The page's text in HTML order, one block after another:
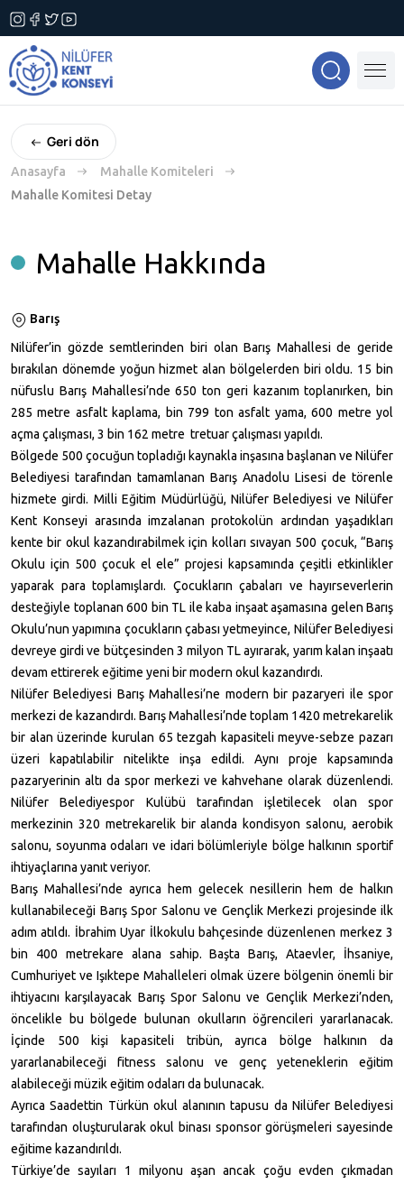
Geri dön
Anasayfa
Mahalle Komiteleri
Mahalle Komitesi Detay
Mahalle Hakkında
Barış
Nilüfer’in gözde semtlerinden biri olan Barış Mahallesi de geride
bırakılan dönemde yoğun hizmet alan bölgelerden biri oldu. 15 bin
nüfuslu Barış Mahallesi’nde 650 ton geri kazanım toplanırken, bin
285 metre asfalt kaplama, bin 799 ton asfalt yama,600 metre yol
açma çalışması, 3 bin 162 metre tretuar çalışması yapıldı.
Bölgede 500 çocuğun topladığı kaynakla inşasına başlanan ve Nilüfer
Belediyesi tarafından tamamlanan Barış Anadolu Lisesi de törenle
hizmete girdi. Milli Eğitim Müdürlüğü, Nilüfer Belediyesi ve Nilüfer
Kent Konseyi arasında imzalanan protokolün ardından yaşadıkları
kente bir okul kazandırabilmek için kolları sıvayan 500 çocuk, “Barış
Okulu için 500 çocuk el ele” projesi kapsamında çeşitli etkinlikler
yaparak para toplamışlardı. Çocukların çabaları ve hayırseverlerin
desteğiyle toplanan 600 bin TL ile kaba inşaat aşamasına gelen Barış
Okulu’nun yapımına çocukların çabası yetmeyince, Nilüfer Belediyesi
devreye girdi ve bütçesinden 3 milyon TL ayırarak, yarım kalan inşaatı
devam ettirerek eğitime yeni bir modern okul kazandırdı.
Nilüfer Belediyesi Barış Mahallesi’ne modern bir pazaryeri ile spor
merkezi de kazandırdı. Barış Mahallesi’nde toplam 1420 metrekarelik
bir alan üzerinde kurulan 65 tezgah kapasiteli meyve-sebze pazarı
üzeri kapatılabilir nitelikte inşa edildi. Aynı proje kapsamında
pazaryerinin altı da spor merkezi ve kahvehane olarak düzenlendi.
Nilüfer Belediyespor Kulübü tarafından işletilecek olan spor
merkezinin 320 metrekarelik bir alanda kondisyon salonu, aerobik
salonu, soyunma odaları ve idari bölümleriyle bölge halkının sportif
ihtiyaçlarına yanıt veriyor.
Barış Mahallesi’nde ayrıca hem gelecek nesillerin hem de halkın
kullanabileceği Barış Spor Salonu ve Gençlik Merkezi projesinde ilk
adım atıldı. İbrahim Uyar İlkokulu bahçesinde düzenlenen merkez 3
bin 400 metrekare alana sahip. Başta Barış, Ataevler, İhsaniye,
Cumhuriyet ve Işıktepe Mahalleleri olmak üzere bölgenin önemli bir
ihtiyacını karşılayacak Barış Spor Salonu ve Gençlik Merkezi’nden,
öncelikle bu bölgede bulunan okulların öğrencileri yararlanacak.
İçinde 500 kişi kapasiteli tribün, ayrıca bölge halkının da
yararlanabileceği fitness salonu ve genç yeteneklerin eğitim
alabileceği müzik eğitim odaları da bulunacak.
Ayrıca Saadettin Türkün okul alanının tapusu da Nilüfer Belediyesi
tarafından oluşturularak okul binası sponsor görüşmeleri sayesinde
eğitime kazandırıldı.
Türkiye’de sayıları 1 milyonu aşan ancak çoğu evden çıkmadan